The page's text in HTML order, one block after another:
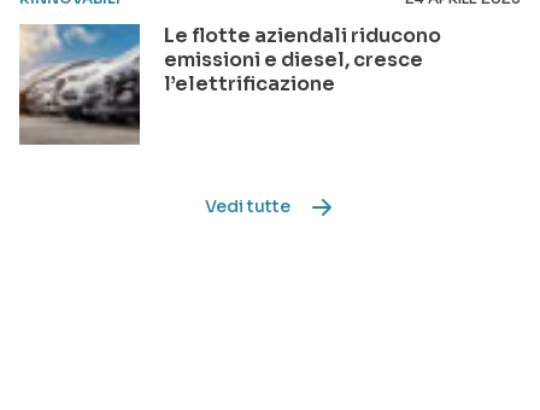
Le flotte aziendali riducono
emissioni e diesel, cresce
l’elettrificazione
Vedi tutte